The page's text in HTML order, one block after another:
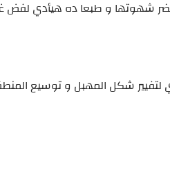
شهوتها و طبعا ده هيأدي لفض
لتفيير شكل المهبل و توسيع